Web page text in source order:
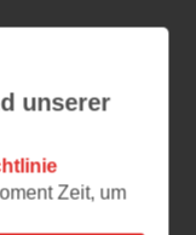
die damals
Freundin Vicki
Roman zu
unserer
Zeit, um